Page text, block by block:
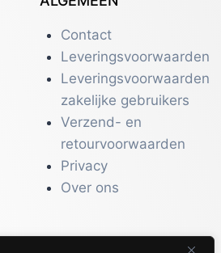
Contact
Leveringsvoorwaarden
Leveringsvoorwaarden
zakelijke gebruikers
Verzend- en
retourvoorwaarden
Privacy
Over ons